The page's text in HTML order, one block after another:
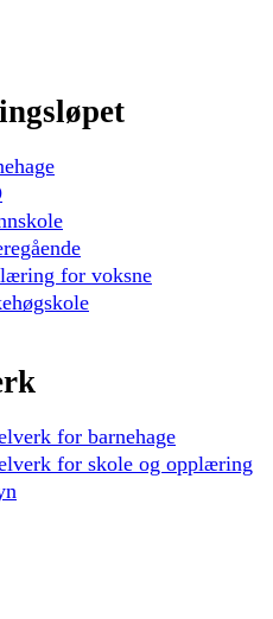
for voksne
for barnehage
for skole og opplæring